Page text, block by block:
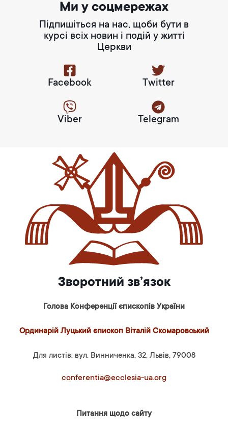
Ми у соцмережах
Підпишіться на нас, щоби бути в
курсі всіх новин і подій у житті
Церкви
Facebook Twitter
Viber Telegram
Зворотний зв’язок
Голова Конференції єпископів України
Ординарій Луцький єпископ Віталій Скомаровський
Для листів: вул. Винниченка, 32, Львів, 79008
conferentia@ecclesia-ua.org
Питання щодо сайту